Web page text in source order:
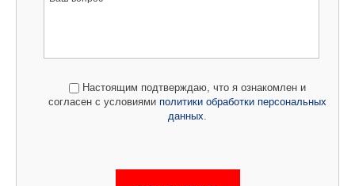
Настоящим подтверждаю, что я ознакомлен и
согласен с условиями политики обработки персональных
данных.